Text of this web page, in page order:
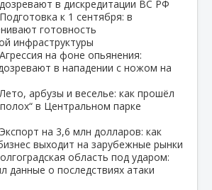
в дискредитации ВС РФ
Подготовка к 1 сентября: в
готовность
инфраструктуры
Агрессия на фоне опьянения:
в нападении с ножом на
Лето, арбузы и веселье: как прошёл
в Центральном парке
Экспорт на 3,6 млн долларов: как
выходит на зарубежные рынки
область под ударом:
данные о последствиях атаки